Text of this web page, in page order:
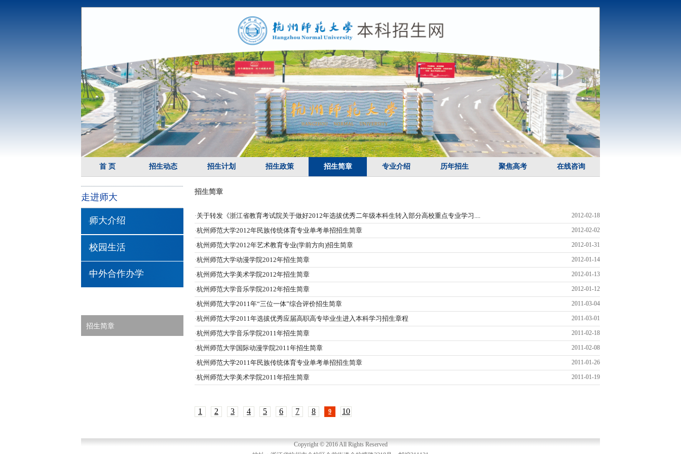
首 页 招生动态 招生计划 招生政策 招生简章 专业介绍 历年招生 聚焦高考 在线咨询
走进师大
师大介绍
校园生活
中外合作办学
招生简章
招生简章
·关于转发《浙江省教育考试院关于做好2012年选拔优秀二年级本科生转入部分高校重点专业学习.... 2012-02-18
·杭州师范大学2012年民族传统体育专业单考单招招生简章 2012-02-02
·杭州师范大学2012年艺术教育专业(学前方向)招生简章 2012-01-31
·杭州师范大学动漫学院2012年招生简章 2012-01-14
·杭州师范大学美术学院2012年招生简章 2012-01-13
·杭州师范大学音乐学院2012年招生简章 2012-01-12
·杭州师范大学2011年“三位一体”综合评价招生简章 2011-03-04
·杭州师范大学2011年选拔优秀应届高职高专毕业生进入本科学习招生章程 2011-03-01
·杭州师范大学音乐学院2011年招生简章 2011-02-18
·杭州师范大学国际动漫学院2011年招生简章 2011-02-08
·杭州师范大学2011年民族传统体育专业单考单招招生简章 2011-01-26
·杭州师范大学美术学院2011年招生简章 2011-01-19
1 2 3 4 5 6 7 8 9 10
Copyright © 2016 All Rights Reserved